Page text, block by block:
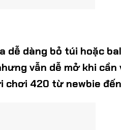
dễ dàng bỏ túi hoặc
vẫn dễ mở khi
chơi 420 từ newbie